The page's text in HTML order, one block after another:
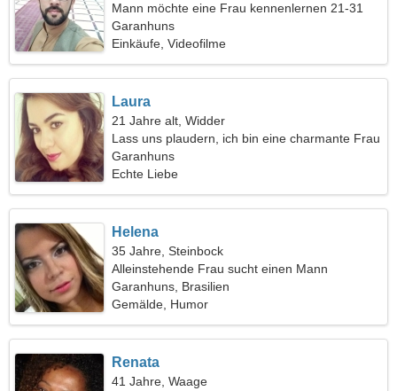
Mann möchte eine Frau kennenlernen 21-31
Garanhuns
Einkäufe, Videofilme
Laura
21 Jahre alt, Widder
Lass uns plaudern, ich bin eine charmante Frau
Garanhuns
Echte Liebe
Helena
35 Jahre, Steinbock
Alleinstehende Frau sucht einen Mann
Garanhuns, Brasilien
Gemälde, Humor
Renata
41 Jahre, Waage